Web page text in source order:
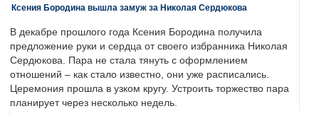
Ксения Бородина вышла замуж за Николая Сердюкова
В декабре прошлого года Ксения Бородина получила
предложение руки и сердца от своего избранника Николая
Сердюкова. Пара не стала тянуть с оформлением
отношений – как стало известно, они уже расписались.
Церемония прошла в узком кругу. Устроить торжество пара
планирует через несколько недель.